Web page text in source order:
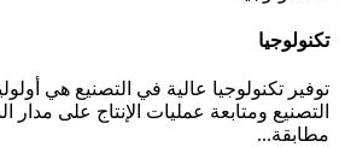
تكنولوجيا
توفير تكنولوجيا عالية في التصنيع هي
التصنيع ومتابعة عمليات الإنتاج على مدار
مطابقة...